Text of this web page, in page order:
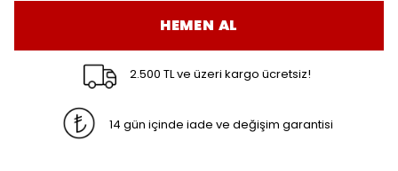
HEMEN AL
2.500 TL ve üzeri kargo ücretsiz!
14 gün içinde iade ve değişim garantisi